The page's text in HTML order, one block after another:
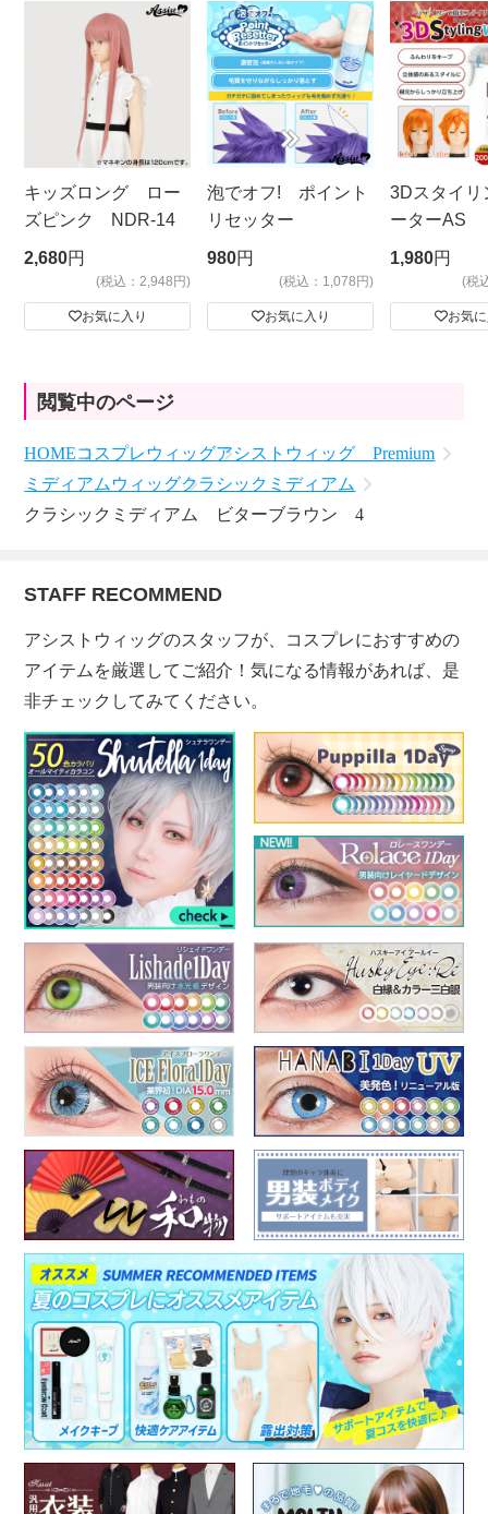
キッズロング ロー
ズピンク NDR-14
2,680円
(税込：2,948円)
お気に入り
泡でオフ! ポイント
リセッター
980円
(税込：1,078円)
お気に入り
3Dスタイリ
ーターAS
ビッグサイ
1,980円
(税
お気
閲覧中のページ
HOMEコスプレウィッグアシストウィッグ Premium
ミディアムウィッグクラシックミディアム
クラシックミディアム ビターブラウン 4
STAFF RECOMMEND
アシストウィッグのスタッフが、コスプレにおすすめの
アイテムを厳選してご紹介！気になる情報があれば、是
非チェックしてみてください。